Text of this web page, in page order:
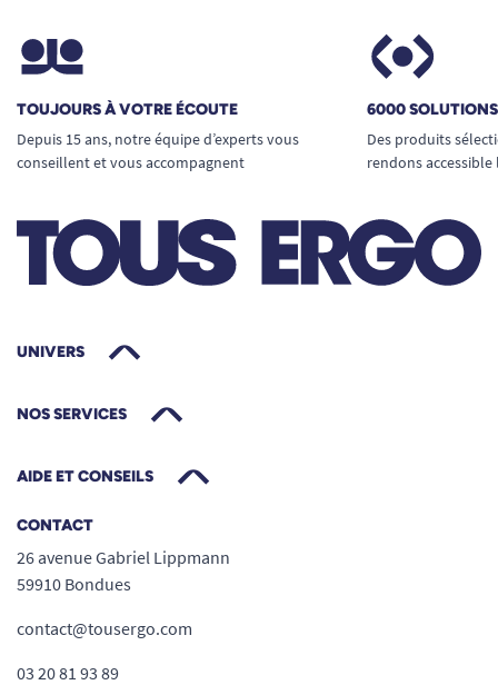
TOUJOURS À VOTRE ÉCOUTE
Depuis 15 ans, notre équipe d’experts vous
conseillent et vous accompagnent
6000
Des produits
rendons
UNIVERS
NOS SERVICES
AIDE ET CONSEILS
CONTACT
26 avenue Gabriel Lippmann
59910 Bondues
contact@tousergo.com
03 20 81 93 89